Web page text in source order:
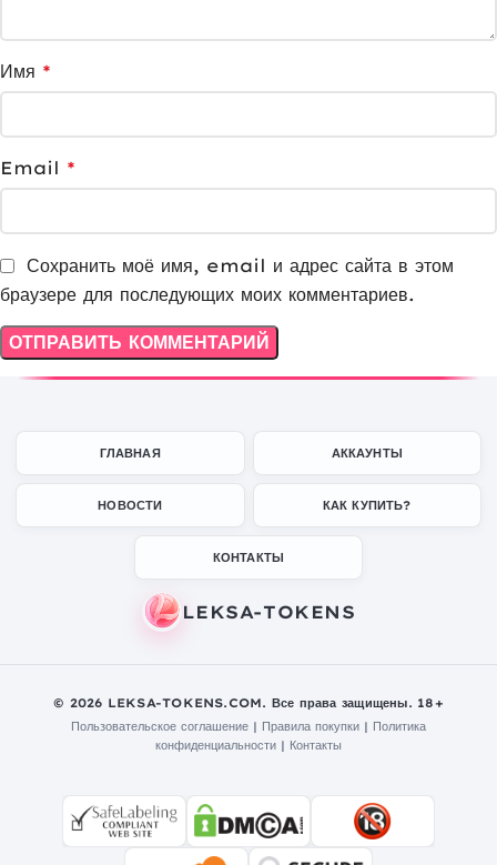
Имя *
Email *
Сохранить моё имя, email и адрес сайта в этом
браузере для последующих моих комментариев.
ГЛАВНАЯ АККАУНТЫ
НОВОСТИ КАК КУПИТЬ?
КОНТАКТЫ
© 2026 LEKSA-TOKENS.COM. Все права защищены. 18+
Пользовательское соглашение | Правила покупки | Политика
конфиденциальности | Контакты